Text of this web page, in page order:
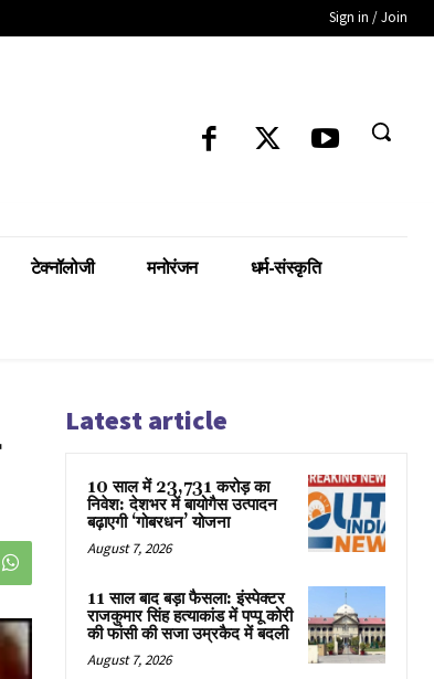
Sign in / Join
टेक्नॉलोजी मनोरंजन धर्म-संस्कृति
Latest article
10 साल में 23,731 करोड़ का
निवेश: देशभर में बायोगैस उत्पादन
बढ़ाएगी ‘गोबरधन’ योजना
August 7, 2026
11 साल बाद बड़ा फैसला: इंस्पेक्टर
राजकुमार सिंह हत्याकांड में पप्पू कोरी
की फांसी की सजा उम्रकैद में बदली
August 7, 2026